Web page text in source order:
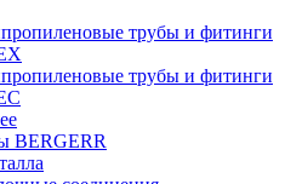
трубы и фитинги
трубы и фитинги
BERGERR